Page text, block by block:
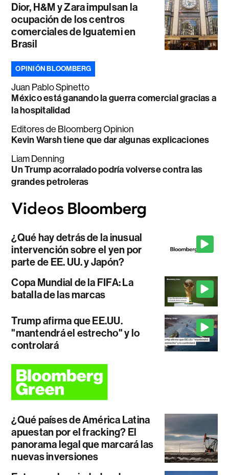
Dior, H&M y Zara impulsan la
ocupación de los centros
comerciales de Iguatemi en
Brasil
OPINIÓN BLOOMBERG
Juan Pablo Spinetto
México está ganando la guerra comercial gracias a
la hospitalidad
Editores de Bloomberg Opinion
Kevin Warsh tiene que dar algunas explicaciones
Liam Denning
Un Trump acorralado podría volverse contra las
grandes petroleras
¿Qué hay detrás de la inusual
intervención sobre el yen por
parte de EE. UU. y Japón?
Copa Mundial de la FIFA: La
batalla de las marcas
Trump afirma que EE.UU.
"mantendrá el estrecho" y lo
controlará
¿Qué países de América Latina
apuestan por el fracking? El
panorama legal que marcará las
nuevas inversiones